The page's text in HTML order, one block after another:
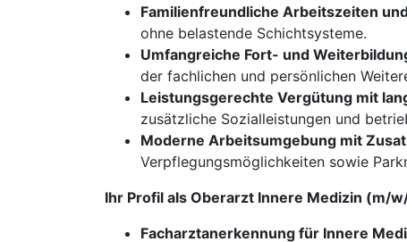
Familienfreundliche Arbeitszeiten
ohne belastende Schichtsysteme.
Umfangreiche Fort- und
der fachlichen und persönlichen
Leistungsgerechte Vergütung mit
zusätzliche Sozialleistungen und
Moderne Arbeitsumgebung mit
Verpflegungsmöglichkeiten sowie
Ihr Profil als Oberarzt Innere Medizin (m/
Facharztanerkennung für Innere